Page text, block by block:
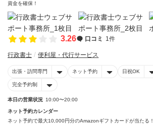
資金を確保！
3.26 口コミ 1件
行政書士 便利屋・代行サービス
出張・訪問専門 ネット予約 日祝OK
完全予約制
本日の営業状況 10:00〜20:00
ネット予約カレンダー
ネット予約で最大10,000円分のAmazonギフトカードが当たる！